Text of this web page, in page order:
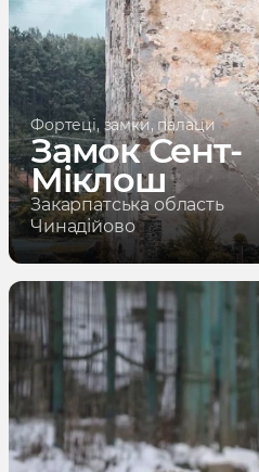
Фортеці, замки, палаци
Замок Сент-
Міклош
Закарпатська область
Чинадійово